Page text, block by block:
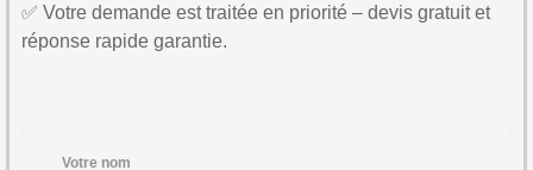
✅ Votre demande est traitée en priorité – devis gratuit et
réponse rapide garantie.
Votre nom